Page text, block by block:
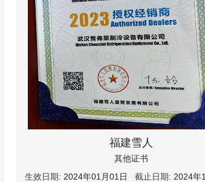
福建雪人
其他证书
生效日期: 2024年01月01日 截止日期: 2024年